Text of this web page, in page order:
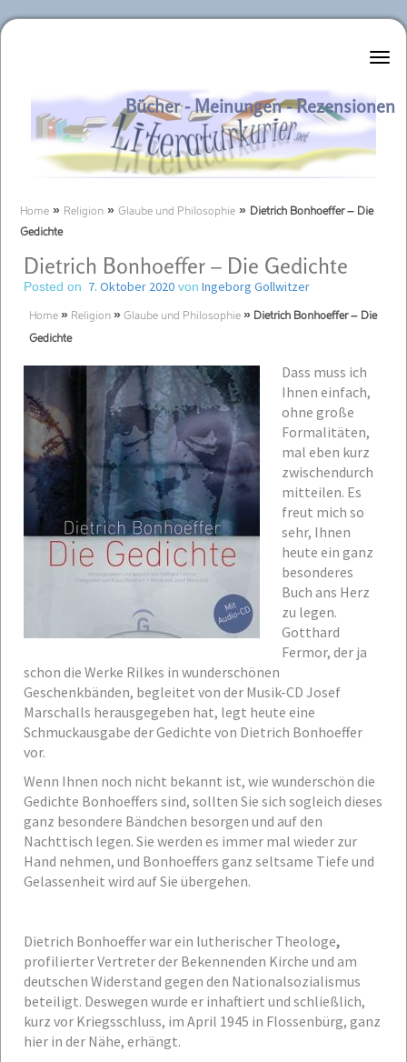
Literaturkurier.net
Bücher - Meinungen - Rezensionen
Home » Religion » Glaube und Philosophie » Dietrich Bonhoeffer – Die
Gedichte
Dietrich Bonhoeffer – Die Gedichte
Posted on 7. Oktober 2020 von Ingeborg Gollwitzer
Home » Religion » Glaube und Philosophie » Dietrich Bonhoeffer – Die
Gedichte
Dass muss ich
Ihnen einfach,
ohne große
Formalitäten,
mal eben kurz
zwischendurch
mitteilen. Es
freut mich so
sehr, Ihnen
heute ein ganz
besonderes
Buch ans Herz
zu legen.
Gotthard
Fermor, der ja
schon die Werke Rilkes in wunderschönen
Geschenkbänden, begleitet von der Musik-CD Josef
Marschalls herausgegeben hat, legt heute eine
Schmuckausgabe der Gedichte von Dietrich Bonhoeffer
vor.
Wenn Ihnen noch nicht bekannt ist, wie wunderschön die
Gedichte Bonhoeffers sind, sollten Sie sich sogleich dieses
ganz besondere Bändchen besorgen und auf den
Nachttisch legen. Sie werden es immer mal wieder zur
Hand nehmen, und Bonhoeffers ganz seltsame Tiefe und
Gelassenheit wird auf Sie übergehen.
Dietrich Bonhoeffer war ein lutherischer Theologe,
profilierter Vertreter der Bekennenden Kirche und am
deutschen Widerstand gegen den Nationalsozialismus
beteiligt. Deswegen wurde er inhaftiert und schließlich,
kurz vor Kriegsschluss, im April 1945 in Flossenbürg, ganz
hier in der Nähe, erhängt.